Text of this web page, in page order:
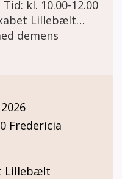
4 og max 8
og the for kr. 20,-
Gåtur
tilbyder, en
og sammen
og hvor turen
at slutte turen
Vi slutter
demens
Fredericia
Lillebælt